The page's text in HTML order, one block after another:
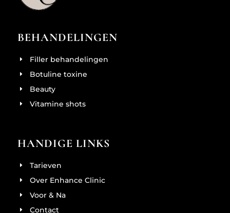
BEHANDELINGEN
Filler behandelingen
Botuline toxine
Beauty
Vitamine shots
HANDIGE LINKS
Tarieven
Over Enhance Clinic
Voor & Na
Contact